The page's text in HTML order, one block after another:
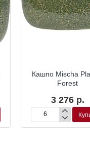
Кашпо Mischa
Forest
3 276 р.
Кашпо
Mischa